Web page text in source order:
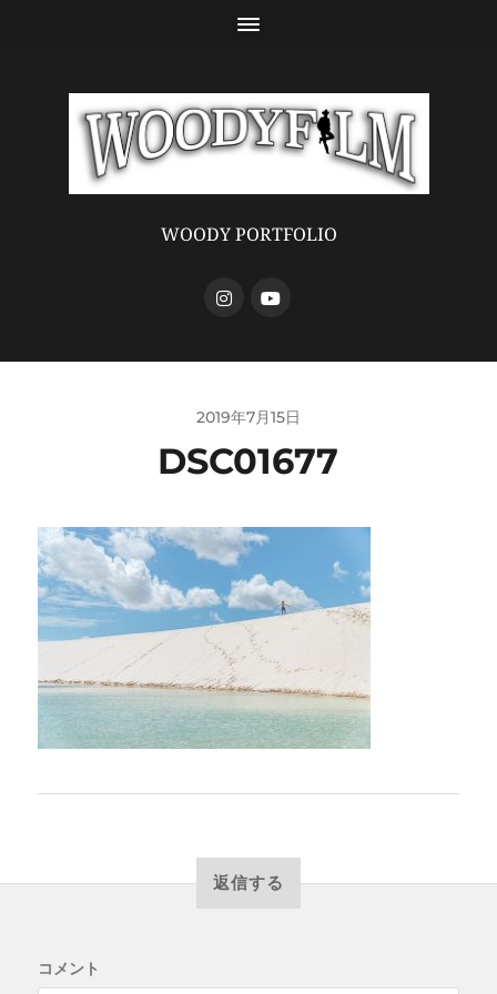
WOODY PORTFOLIO
2019年7月15日
DSC01677
返信する
コメント